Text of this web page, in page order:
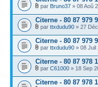
par Bruno37 » 08 Aoû
Citerne - 80 87 979
par ttxdudu90 » 27
Citerne - 80 87 979
par ttxdudu90 » 08 Juil
Citerne - 80 87 978
par C61000 » 18 Sep
Citerne - 80 87 978